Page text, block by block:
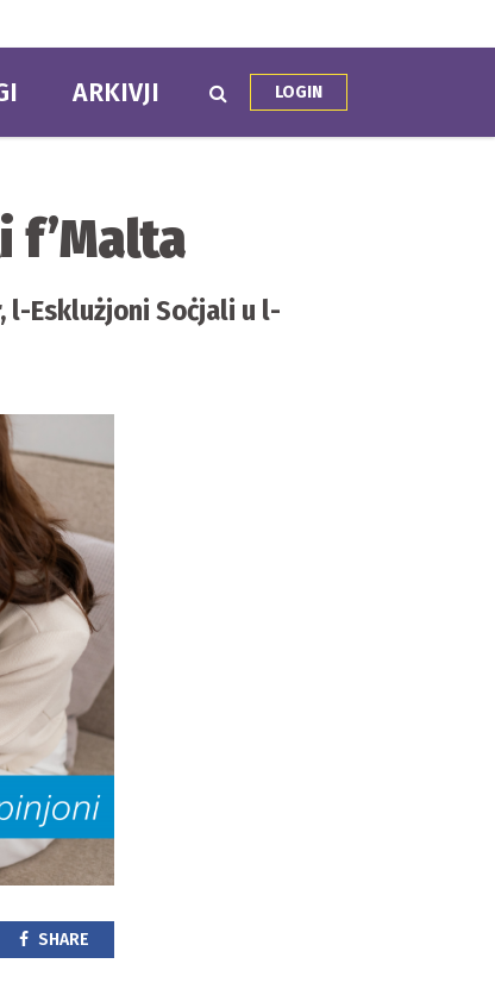
ARKIVJI LOGIN
f’Malta
Esklużjoni Soċjali u l-
SHARE